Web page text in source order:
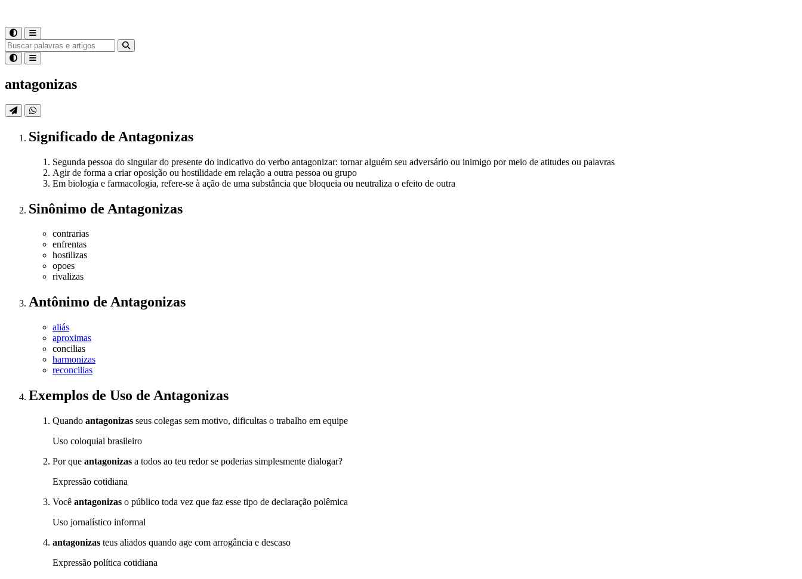
antagonizas
Significado de Antagonizas
Segunda pessoa do singular do presente do indicativo do verbo antagonizar: tornar alguém seu adversário ou inimigo por meio de atitudes ou palavras
Agir de forma a criar oposição ou hostilidade em relação a outra pessoa ou grupo
Em biologia e farmacologia, refere-se à ação de uma substância que bloqueia ou neutraliza o efeito de outra
Sinônimo de Antagonizas
contrarias
enfrentas
hostilizas
opoes
rivalizas
Antônimo de Antagonizas
aliás
aproximas
concilias
harmonizas
reconcilias
Exemplos de Uso de Antagonizas
Quando antagonizas seus colegas sem motivo, dificultas o trabalho em equipe
Uso coloquial brasileiro
Por que antagonizas a todos ao teu redor se poderias simplesmente dialogar?
Expressão cotidiana
Você antagonizas o público toda vez que faz esse tipo de declaração polêmica
Uso jornalístico informal
antagonizas teus aliados quando age com arrogância e descaso
Expressão política cotidiana